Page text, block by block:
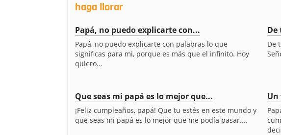
haga llorar
Papá, no puedo explicarte con...
Papá, no puedo explicarte con palabras lo que
significas para mi, porque es más que el infinito. Hoy
quiero...
De
De
Que seas mi papá es lo mejor que...
¡Feliz cumpleaños, papá! Que tu estés en este mundo y
que seas mi papá es lo mejor que me podía pasar....
Un